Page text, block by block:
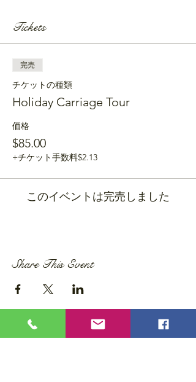
Tickets
完売
チケットの種類
Holiday Carriage Tour
価格
$85.00
+チケット手数料$2.13
このイベントは完売しました
Share This Event